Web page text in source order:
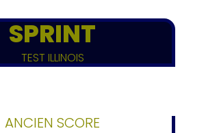
SPRINT
TEST ILLINOIS
ANCIEN SCORE